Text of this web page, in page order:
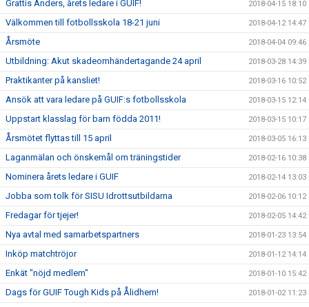
Grattis Anders, årets ledare i GUIF! 2018-04-15 18:10
Välkommen till fotbollsskola 18-21 juni 2018-04-12 14:47
Årsmöte 2018-04-04 09:46
Utbildning: Akut skadeomhändertagande 24 april 2018-03-28 14:39
Praktikanter på kansliet! 2018-03-16 10:52
Ansök att vara ledare på GUIF:s fotbollsskola 2018-03-15 12:14
Uppstart klasslag för barn födda 2011! 2018-03-15 10:17
Årsmötet flyttas till 15 april 2018-03-05 16:13
Laganmälan och önskemål om träningstider 2018-02-16 10:38
Nominera årets ledare i GUIF 2018-02-14 13:03
Jobba som tolk för SISU Idrottsutbildarna 2018-02-06 10:12
Fredagar för tjejer! 2018-02-05 14:42
Nya avtal med samarbetspartners 2018-01-23 13:54
Inköp matchtröjor 2018-01-12 14:14
Enkät "nöjd medlem" 2018-01-10 15:42
Dags för GUIF Tough Kids på Ålidhem! 2018-01-02 11:23